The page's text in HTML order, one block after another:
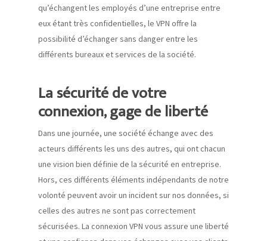
qu’échangent les employés d’une entreprise entre
eux étant très confidentielles, le VPN offre la
possibilité d’échanger sans danger entre les
différents bureaux et services de la société.
La sécurité de votre
connexion, gage de liberté
Dans une journée, une société échange avec des
acteurs différents les uns des autres, qui ont chacun
une vision bien définie de la sécurité en entreprise.
Hors, ces différents éléments indépendants de notre
volonté peuvent avoir un incident sur nos données, si
celles des autres ne sont pas correctement
sécurisées. La connexion VPN vous assure une liberté